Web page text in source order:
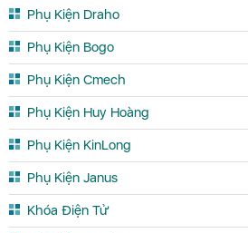
Phụ Kiện Draho
Phụ Kiện Bogo
Phụ Kiện Cmech
Phụ Kiện Huy Hoàng
Phụ Kiện KinLong
Phụ Kiện Janus
Khóa Điện Tử